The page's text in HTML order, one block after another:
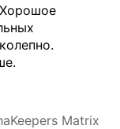
Matrix